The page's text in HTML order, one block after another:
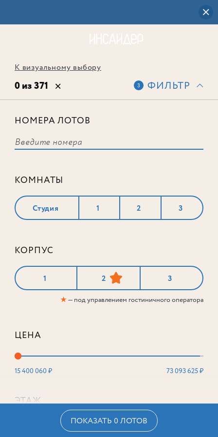
К визуальному выбору
0 из 371 3 ФИЛЬТР
НОМЕРА ЛОТОВ
КОМНАТЫ
Студия 1 2 3
КОРПУС
1 2 3
★— под управлением гостиничного оператора
ЦЕНА
15 400 060 ₽ 73 093 625 ₽
ЭТАЖ
ПОКАЗАТЬ 0 ЛОТОВ
соответствует ни одного лота